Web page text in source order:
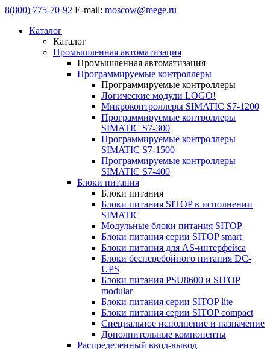
8(800) 775-70-92 E-mail: moscow@mege.ru
Каталог
Каталог
Промышленная автоматизация
Промышленная автоматизация
Программируемые контроллеры
Программируемые контроллеры
Логические модули LOGO!
Микроконтроллеры SIMATIC S7-1200
Программируемые контроллеры
SIMATIC S7-300
Программируемые контроллеры
SIMATIC S7-1500
Программируемые контроллеры
SIMATIC S7-400
Блоки питания
Блоки питания
Блоки питания SITOP в исполнении
SIMATIC
Модульные блоки питания SITOP
Блоки питания серии SITOP smart
Блоки питания для AS-интерфейса
Блоки бесперебойного питания DC-
UPS
Блоки питания PSU8600 и SITOP
modular
Блоки питания серии SITOP lite
Блоки питания серии SITOP compact
Специальное исполнение и назначение
Дополнительные компоненты
Распределенный ввод-вывод